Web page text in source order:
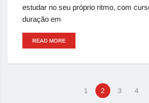
estudar no seu próprio ritmo, com
duração em
READ MORE
1 2 3 4